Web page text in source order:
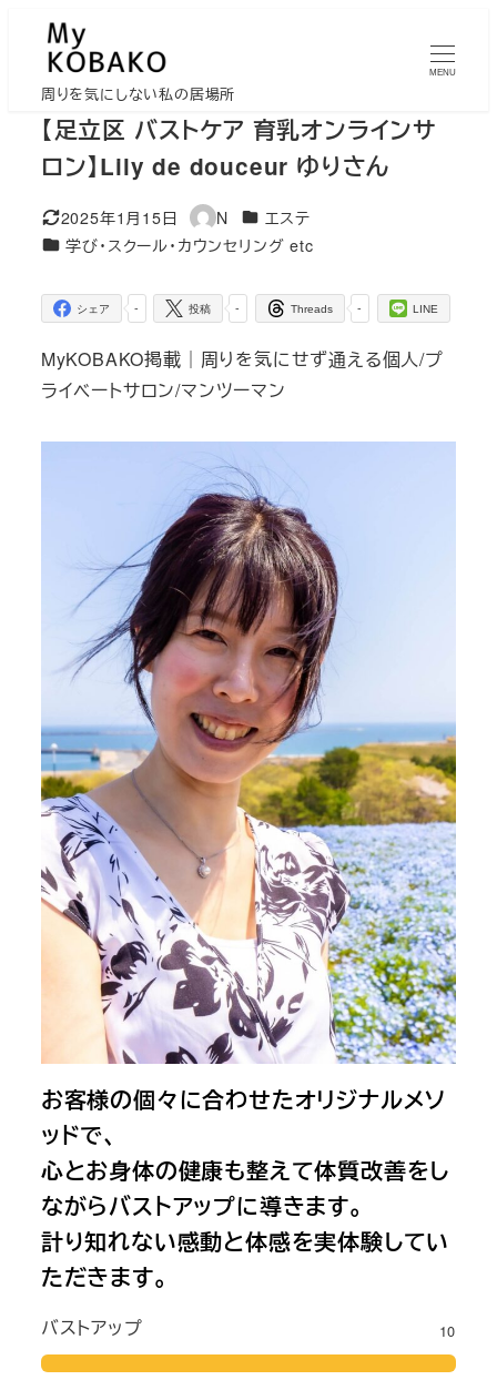
周りを気にしない私の居場所
MENU
【足立区 バストケア 育乳オンラインサ
ロン】Lily de douceur ゆりさん
更新日
2025年1月15日
著
者
N カテゴリー
エステ
カテゴリー
学び・スクール・カウンセリング etc
-
シェア -
投稿 -
Threads LINE
MyKOBAKO掲載｜周りを気にせず通える個人/プ
ライベートサロン/マンツーマン
お客様の個々に合わせたオリジナルメソ
ッドで、
心とお身体の健康も整えて体質改善をし
ながらバストアップに導きます。
計り知れない感動と体感を実体験してい
ただきます。
バストアップ 10